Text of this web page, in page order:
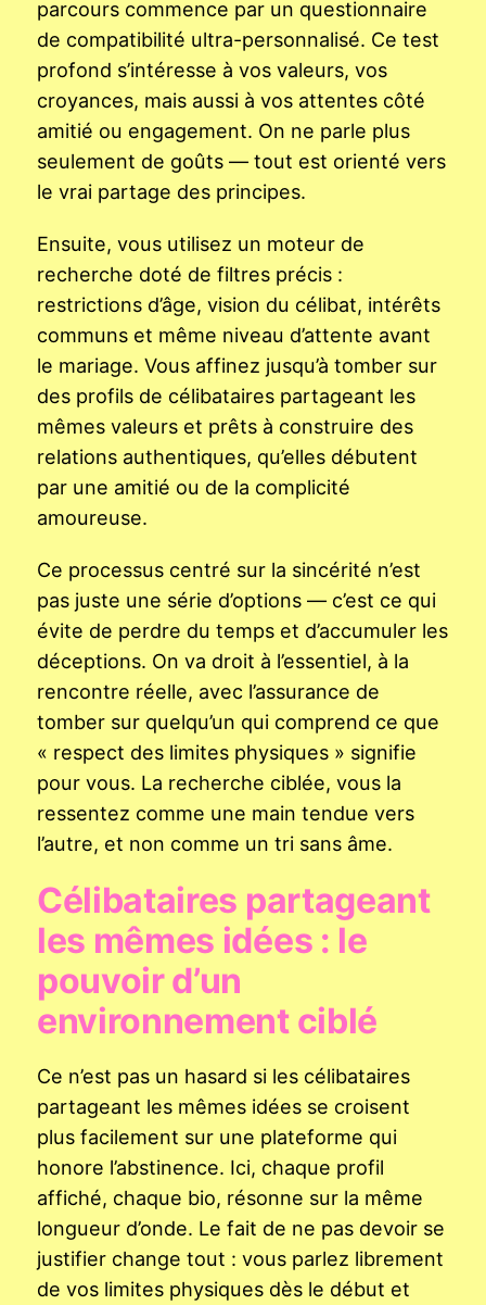
parcours commence par un questionnaire
de compatibilité ultra-personnalisé. Ce test
profond s’intéresse à vos valeurs, vos
croyances, mais aussi à vos attentes côté
amitié ou engagement. On ne parle plus
seulement de goûts — tout est orienté vers
le vrai partage des principes.
Ensuite, vous utilisez un moteur de
recherche doté de filtres précis :
restrictions d’âge, vision du célibat, intérêts
communs et même niveau d’attente avant
le mariage. Vous affinez jusqu’à tomber sur
des profils de célibataires partageant les
mêmes valeurs et prêts à construire des
relations authentiques, qu’elles débutent
par une amitié ou de la complicité
amoureuse.
Ce processus centré sur la sincérité n’est
pas juste une série d’options — c’est ce qui
évite de perdre du temps et d’accumuler les
déceptions. On va droit à l’essentiel, à la
rencontre réelle, avec l’assurance de
tomber sur quelqu’un qui comprend ce que
« respect des limites physiques » signifie
pour vous. La recherche ciblée, vous la
ressentez comme une main tendue vers
l’autre, et non comme un tri sans âme.
Célibataires partageant
les mêmes idées : le
pouvoir d’un
environnement ciblé
Ce n’est pas un hasard si les célibataires
partageant les mêmes idées se croisent
plus facilement sur une plateforme qui
honore l’abstinence. Ici, chaque profil
affiché, chaque bio, résonne sur la même
longueur d’onde. Le fait de ne pas devoir se
justifier change tout : vous parlez librement
de vos limites physiques dès le début et